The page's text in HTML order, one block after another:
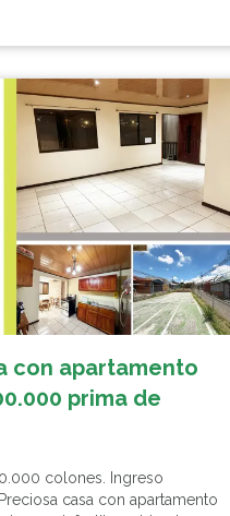
con apartamento
prima de
colones. Ingreso
casa con apartamento